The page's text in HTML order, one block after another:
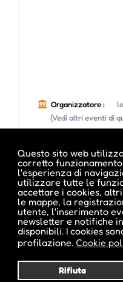
Questo sito web
corretto
l'esperienza di
utilizzare tutte le
accettare i cookies,
le mappe, la
utente, l'inserimento
newsletter e notifiche
disponibili. I cookies
profilazione. Cookie
Rifiuta
Organizzatore :
(Vedi altri eventi di
Location :
Indirizzo :
Via
(Vedi la pagina di
Email :
Sito Web :